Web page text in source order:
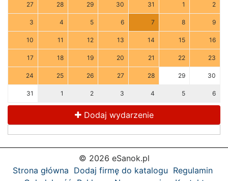
27 28 29 30 31 1 2
3 4 5 6 7 8 9
10 11 12 13 14 15 16
17 18 19 20 21 22 23
24 25 26 27 28 29 30
31 1 2 3 4 5 6
Dodaj wydarzenie
© 2026 eSanok.pl
Strona główna Dodaj firmę do katalogu Regulamin